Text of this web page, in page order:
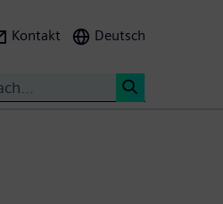
Kontakt Deutsch